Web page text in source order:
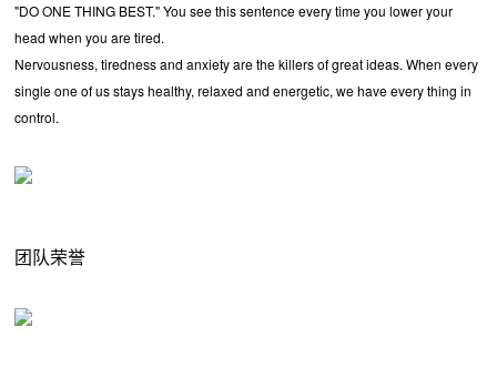
"DO ONE THING BEST." You see this sentence every time you lower your
head when you are tired.
Nervousness, tiredness and anxiety are the killers of great ideas. When every
single one of us stays healthy, relaxed and energetic, we have every thing in
control.
团队荣誉